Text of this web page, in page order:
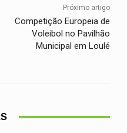
Próximo artigo
Competição Europeia de
Voleibol no Pavilhão
Municipal em Loulé